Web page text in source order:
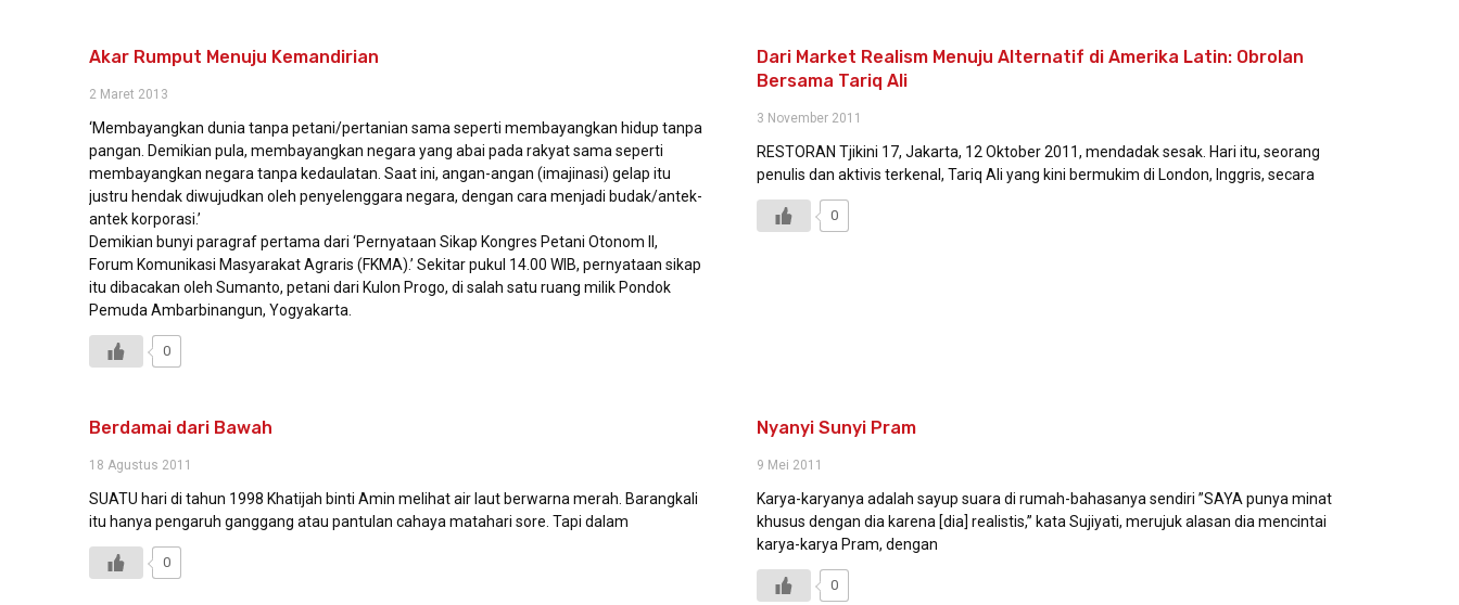
Akar Rumput Menuju Kemandirian
2 Maret 2013
‘Membayangkan dunia tanpa petani/pertanian sama seperti membayangkan hidup tanpa
pangan. Demikian pula, membayangkan negara yang abai pada rakyat sama seperti
membayangkan negara tanpa kedaulatan. Saat ini, angan-angan (imajinasi) gelap itu
justru hendak diwujudkan oleh penyelenggara negara, dengan cara menjadi budak/antek-
antek korporasi.’
Demikian bunyi paragraf pertama dari ‘Pernyataan Sikap Kongres Petani Otonom II,
Forum Komunikasi Masyarakat Agraris (FKMA).’ Sekitar pukul 14.00 WIB, pernyataan sikap
itu dibacakan oleh Sumanto, petani dari Kulon Progo, di salah satu ruang milik Pondok
Pemuda Ambarbinangun, Yogyakarta.
0
Dari Market Realism Menuju Alternatif di Amerika Latin: Obrolan
Bersama Tariq Ali
3 November 2011
RESTORAN Tjikini 17, Jakarta, 12 Oktober 2011, mendadak sesak. Hari itu, seorang
penulis dan aktivis terkenal, Tariq Ali yang kini bermukim di London, Inggris, secara
0
Berdamai dari Bawah
18 Agustus 2011
SUATU hari di tahun 1998 Khatijah binti Amin melihat air laut berwarna merah. Barangkali
itu hanya pengaruh ganggang atau pantulan cahaya matahari sore. Tapi dalam
0
Nyanyi Sunyi Pram
9 Mei 2011
Karya-karyanya adalah sayup suara di rumah-bahasanya sendiri ”SAYA punya minat
khusus dengan dia karena [dia] realistis,” kata Sujiyati, merujuk alasan dia mencintai
karya-karya Pram, dengan
0